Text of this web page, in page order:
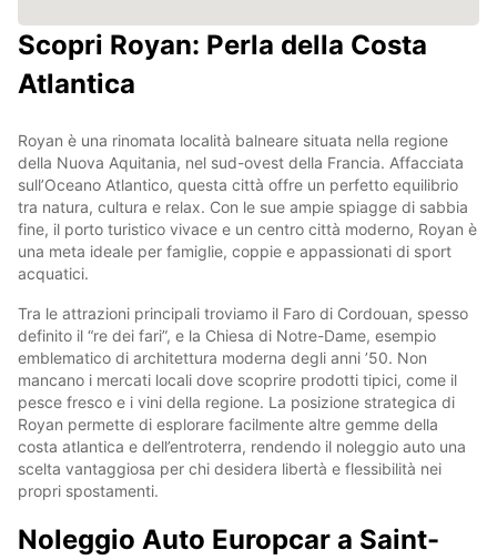
Scopri Royan: Perla della Costa
Atlantica
Royan è una rinomata località balneare situata nella regione
della Nuova Aquitania, nel sud-ovest della Francia. Affacciata
sull’Oceano Atlantico, questa città offre un perfetto equilibrio
tra natura, cultura e relax. Con le sue ampie spiagge di sabbia
fine, il porto turistico vivace e un centro città moderno, Royan è
una meta ideale per famiglie, coppie e appassionati di sport
acquatici.
Tra le attrazioni principali troviamo il Faro di Cordouan, spesso
definito il “re dei fari”, e la Chiesa di Notre-Dame, esempio
emblematico di architettura moderna degli anni ’50. Non
mancano i mercati locali dove scoprire prodotti tipici, come il
pesce fresco e i vini della regione. La posizione strategica di
Royan permette di esplorare facilmente altre gemme della
costa atlantica e dell’entroterra, rendendo il noleggio auto una
scelta vantaggiosa per chi desidera libertà e flessibilità nei
propri spostamenti.
Noleggio Auto Europcar a Saint-